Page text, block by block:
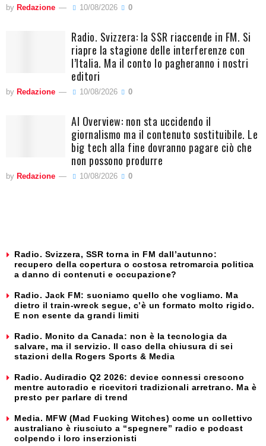
by Redazione 10/08/2026 0
Radio. Svizzera: la SSR riaccende in FM. Si
riapre la stagione delle interferenze con
l’Italia. Ma il conto lo pagheranno i nostri
editori
by Redazione 10/08/2026 0
AI Overview: non sta uccidendo il
giornalismo ma il contenuto sostituibile. Le
big tech alla fine dovranno pagare ciò che
non possono produrre
by Redazione 10/08/2026 0
Radio. Svizzera, SSR torna in FM dall’autunno:
recupero della copertura o costosa retromarcia politica
a danno di contenuti e occupazione?
Radio. Jack FM: suoniamo quello che vogliamo. Ma
dietro il train-wreck segue, c’è un formato molto rigido.
E non esente da grandi limiti
Radio. Monito da Canada: non è la tecnologia da
salvare, ma il servizio. Il caso della chiusura di sei
stazioni della Rogers Sports & Media
Radio. Audiradio Q2 2026: device connessi crescono
mentre autoradio e ricevitori tradizionali arretrano. Ma è
presto per parlare di trend
Media. MFW (Mad Fucking Witches) come un collettivo
australiano è riusciuto a “spegnere” radio e podcast
colpendo i loro inserzionisti